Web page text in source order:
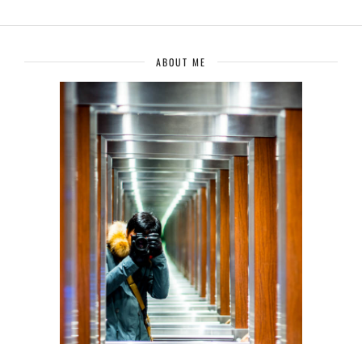
ABOUT ME